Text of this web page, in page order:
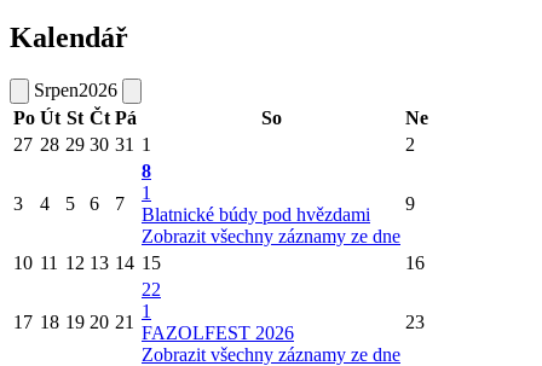
Kalendář
Srpen2026
Po Út St Čt Pá So
Ne
27 28 29 30 31 1 2
3 4 5 6 7
8
1
Blatnické búdy pod hvězdami
Zobrazit všechny záznamy ze dne
9
10 11 12 13 14 15 16
17 18 19 20 21
22
1
FAZOLFEST 2026
Zobrazit všechny záznamy ze dne
23